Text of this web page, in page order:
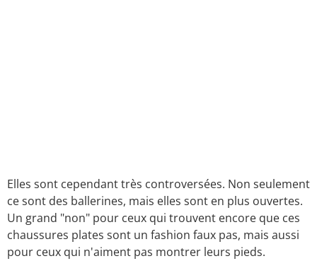
Elles sont cependant très controversées. Non seulement
ce sont des ballerines, mais elles sont en plus ouvertes.
Un grand "non" pour ceux qui trouvent encore que ces
chaussures plates sont un fashion faux pas, mais aussi
pour ceux qui n'aiment pas montrer leurs pieds.